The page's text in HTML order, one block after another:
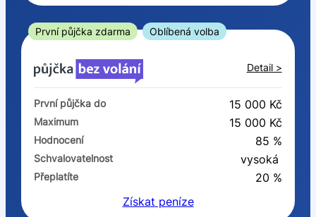
ano
ne
V exekuci
ano
ne
Po insolvenci
První půjčka zdarma Oblíbená volba
Detail >
První půjčka do 15 000 Kč
Maximum 15 000 Kč
Hodnocení 85 %
Schvalovatelnost vysoká
Přeplatíte
20 %
Získat peníze